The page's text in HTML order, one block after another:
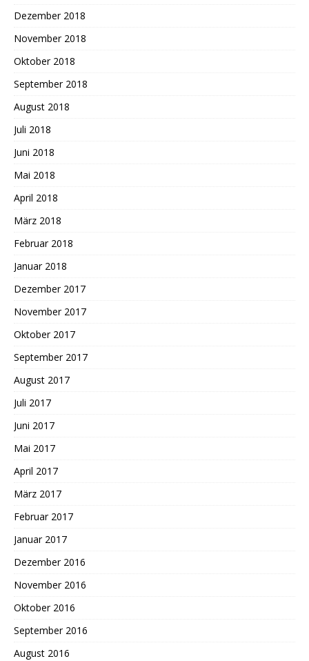
Dezember 2018
November 2018
Oktober 2018
September 2018
August 2018
Juli 2018
Juni 2018
Mai 2018
April 2018
März 2018
Februar 2018
Januar 2018
Dezember 2017
November 2017
Oktober 2017
September 2017
August 2017
Juli 2017
Juni 2017
Mai 2017
April 2017
März 2017
Februar 2017
Januar 2017
Dezember 2016
November 2016
Oktober 2016
September 2016
August 2016